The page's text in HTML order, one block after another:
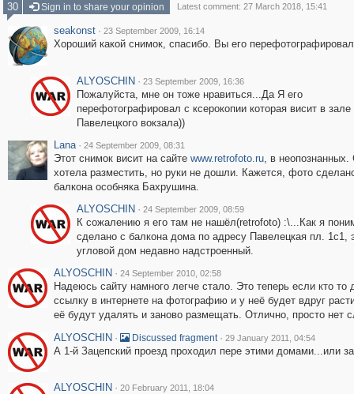
30
Sign in to share your opinion Latest comment: 27 March 2018, 15:41
seakonst · 23 September 2009, 16:14
Хороший какой снимок, спасибо. Вы его
ALYOSCHIN · 23 September 2009, 16:36
Пожалуйста, мне он тоже нравиться...Да Я его
перефотографировал с ксерокопии которая висит в зале
Павелецкого вокзала))
Lana · 24 September 2009, 08:31
Этот снимок висит на сайте www.retrofoto.ru, в неопознанных.
хотела разместить, но руки не дошли. Кажется, фото
балкона особняка Бахрушина.
ALYOSCHIN · 24 September 2009, 08:59
К сожалению я его там не нашёл(retrofoto) :\...Как я
сделано с балкона дома по адресу Павелецкая пл. 1с1,
угловой дом недавно надстроенный.
ALYOSCHIN · 24 September 2010, 02:58
Надеюсь сайту намного легче стало. Это теперь если кто то
ссылку в интернете на фотографию и у неё будет вдруг
её будут удалять и заново размещать. Отлично, просто нет
ALYOSCHIN · Discussed fragment · 29 January 2011, 04:54
А 1-й Зацепский проезд проходил пере этими домами...или
ALYOSCHIN · 20 February 2011, 18:04